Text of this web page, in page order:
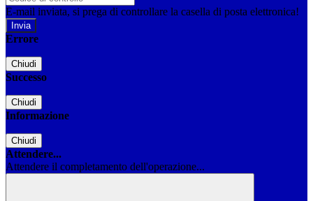
E-mail inviata, si prega di controllare la casella di posta elettronica!
Errore
Chiudi
Successo
Chiudi
Informazione
Chiudi
Attendere...
Attendere il completamento dell'operazione...